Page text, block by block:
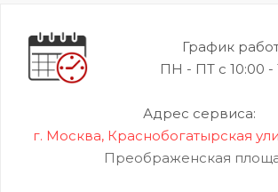
График
ПН - ПТ с 10:00 -
Адрес сервиса:
г. Москва, Краснобогатырская
Преображенская